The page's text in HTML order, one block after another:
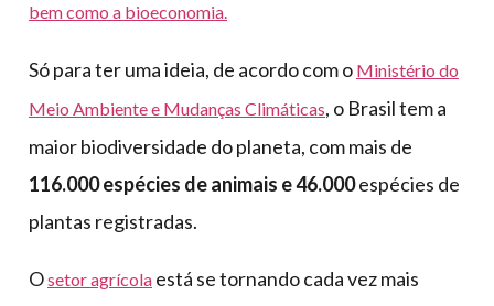
bem como a bioeconomia.
Só para ter uma ideia, de acordo com o Ministério do
Meio Ambiente e Mudanças Climáticas, o Brasil tem a
maior biodiversidade do planeta, com mais de
116.000 espécies de animais e 46.000espécies de
plantas registradas.
Osetor agrícola está se tornando cada vez mais